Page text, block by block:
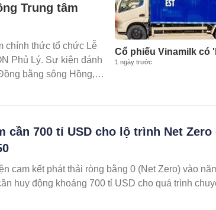
Trung tâm
chính thức tổ chức Lễ
Phủ Lý. Sự kiện đánh
bằng sông Hồng,
Cổ phiếu Vinamilk có
1 ngày trước
cần 700 tỉ USD cho lộ trình Net Zero
cam kết phát thải ròng bằng 0 (Net Zero) vào
huy động khoảng 700 tỉ USD cho quá trình